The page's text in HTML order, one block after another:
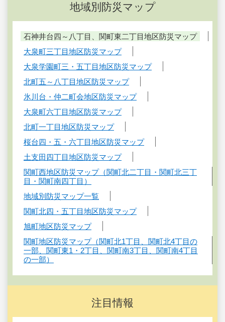
地域別防災マップ
石神井台四～八丁目、関町東二丁目地区防災マップ
大泉町三丁目地区防災マップ
大泉学園町三・五丁目地区防災マップ
北町五～八丁目地区防災マップ
氷川台・仲二町会地区防災マップ
大泉町六丁目地区防災マップ
北町一丁目地区防災マップ
桜台四・五・六丁目地区防災マップ
土支田四丁目地区防災マップ
関町西地区防災マップ（関町北二丁目・関町北三丁
目・関町南四丁目）
地域別防災マップ一覧
関町北四・五丁目地区防災マップ
旭町地区防災マップ
関町地区防災マップ（関町北1丁目、関町北4丁目の
一部、関町東1・2丁目、関町南3丁目、関町南4丁目
の一部）
注目情報